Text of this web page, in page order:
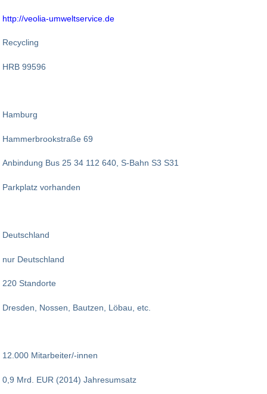
http://veolia-umweltservice.de
Recycling
HRB 99596
Hamburg
Hammerbrookstraße 69
Anbindung Bus 25 34 112 640, S-Bahn S3 S31
Parkplatz vorhanden
Deutschland
nur Deutschland
220 Standorte
Dresden, Nossen, Bautzen, Löbau, etc.
12.000 Mitarbeiter/-innen
0,9 Mrd. EUR (2014) Jahresumsatz